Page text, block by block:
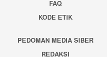
FAQ
KODE ETIK
PEDOMAN MEDIA SIBER
REDAKSI